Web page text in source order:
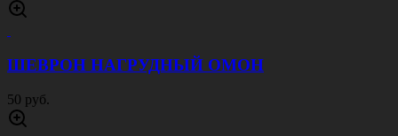
ШЕВРОН НАГРУДНЫЙ ОМОН
50 руб.